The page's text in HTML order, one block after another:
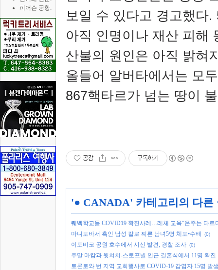
피어슨 공항.
보일 수 있다고 경고했다.
아직 인명이나 재산 피해
산불의 원인은 아직 밝혀
올들어 알버타에서는 모두
867핵타르가 넘는 땅이
공감 구독하기
'● CANADA' 카테고리의 다른
퀘벡학교들 COVID19 확진사례…레체 교육“온주는 다르
마니토바서 흑인 남성 칼로 찌른 남녀5명 체포•수배
(0)
이토비코 공원 호수에서 시신 발견, 경찰 조사 (0)
주말 마캄과 윗쳐치-스토프빌 인근 결혼식에서 11명 확진
토론토와 번 지역 교회행사로 COVID-19 감염자 15명 발